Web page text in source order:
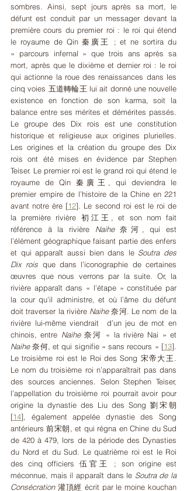
sombres. Ainsi, sept jours après sa mort, le
défunt est conduit par un messager devant la
première cours du premier roi : le roi qui étend
le royaume de Qin 秦廣王 ; et ne sortira du
« parcours infernal » que trois ans après sa
mort, après que le dixième et dernier roi : le roi
qui actionne la roue des renaissances dans les
cinq voies 五道轉輪王 lui ait donné une nouvelle
existence en fonction de son karma, soit la
balance entre ses mérites et démérites passés.
Le groupe des Dix rois est une constitution
historique et religieuse aux origines plurielles.
Les origines et la création du groupe des Dix
rois ont été mises en évidence par Stephen
Teiser. Le premier roi est le grand roi qui étend le
royaume de Qin 秦廣王, qui deviendra le
premier empire de l’histoire de la Chine en 221
avant notre ère [12] . Le second roi est le roi de
la première rivière 初江王, et son nom fait
référence à la rivière Naihe 奈河, qui est
l’élément géographique faisant partie des enfers
et qui apparaît aussi bien dans le Soutra des
Dix rois que dans l’iconographie de certaines
œuvres que nous verrons par la suite. Or, la
rivière apparaît dans « l’étape » constituée par
la cour qu’il administre, et où l’âme du défunt
doit traverser la rivière Naihe 奈河. Le nom de la
rivière lui-même viendrait  d’un jeu de mot en
chinois, entre Naihe
Naihe 奈何, et qui signifie « sans recours » [13]
Le troisième roi est le Roi des Song 宋帝大王.
Le nom du troisième roi n’apparaîtrait pas dans
des sources anciennes. Selon Stephen Teiser,
l’appellation du troisième roi pourrait avoir pour
[14] , également appelée dynastie des Song
antérieurs 前宋朝, et qui régna en Chine du Sud
de 420 à 479, lors de la période des Dynasties
du Nord et du Sud. Le quatrième roi est le Roi
des cinq officiers
伍官王 ; son origine est
méconnue, mais il apparaît dans le Soutra de la
Consécration 灌頂經 écrit par le moine kouchan